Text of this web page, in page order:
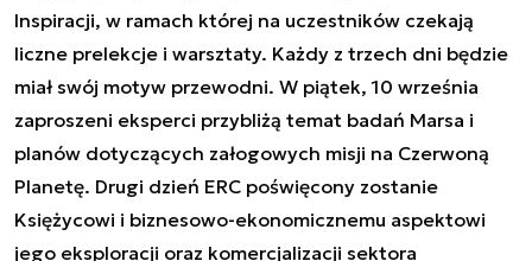
Inspiracji, w ramach której na uczestników czekają
liczne prelekcje i warsztaty. Każdy z trzech dni będzie
miał swój motyw przewodni. W piątek, 10 września
zaproszeni eksperci przybliżą temat badań Marsa i
planów dotyczących załogowych misji na Czerwoną
Planetę. Drugi dzień ERC poświęcony zostanie
Księżycowi i biznesowo-ekonomicznemu aspektowi
jego eksploracji oraz komercjalizacji sektora